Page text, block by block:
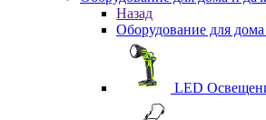
Назад
Оборудование для
LED